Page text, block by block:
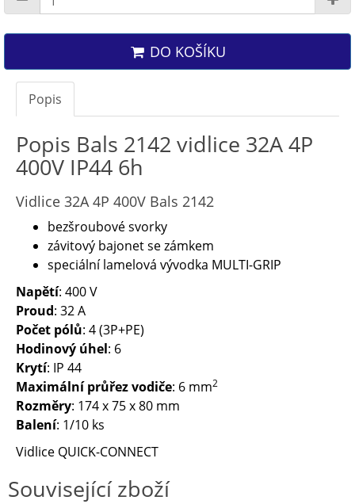
DO KOŠÍKU
Popis
Popis Bals 2142 vidlice 32A 4P
400V IP44 6h
Vidlice 32A 4P 400V Bals 2142
bezšroubové svorky
závitový bajonet se zámkem
speciální lamelová vývodka MULTI-GRIP
Napětí: 400 V
Proud: 32 A
Počet pólů: 4 (3P+PE)
Hodinový úhel: 6
Krytí: IP 44
Maximální průřez vodiče: 6 mm2
Rozměry: 174 x 75 x 80 mm
Balení: 1/10 ks
Vidlice QUICK-CONNECT
Související zboží